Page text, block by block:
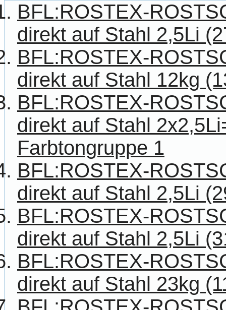
BFL:ROSTEX-
direkt auf Stahl 2,5Li
BFL:ROSTEX-
direkt auf Stahl 12kg
BFL:ROSTEX-
direkt auf Stahl
Farbtongruppe 1
BFL:ROSTEX-
direkt auf Stahl 2,5Li
BFL:ROSTEX-
direkt auf Stahl 2,5Li
BFL:ROSTEX-
direkt auf Stahl 23kg